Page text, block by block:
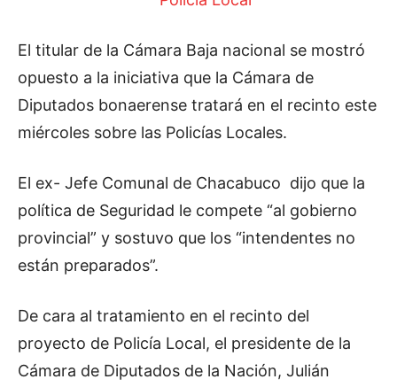
El titular de la Cámara Baja nacional se mostró
opuesto a la iniciativa que la Cámara de
Diputados bonaerense tratará en el recinto este
miércoles sobre las Policías Locales.
El ex- Jefe Comunal de Chacabuco dijo que la
política de Seguridad le compete “al gobierno
provincial” y sostuvo que los “intendentes no
están preparados”.
De cara al tratamiento en el recinto del
proyecto de Policía Local, el presidente de la
Cámara de Diputados de la Nación, Julián